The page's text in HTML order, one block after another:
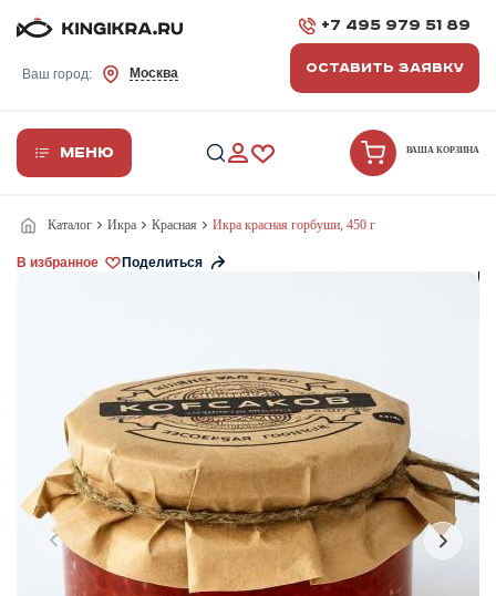
Ваш город: Москва
+7 495 979 51 89
ОСТАВИТЬ ЗАЯВКУ
Меню ВАША КОРЗИНА
Каталог Икра Красная Икра красная горбуши, 450 г
В избранное